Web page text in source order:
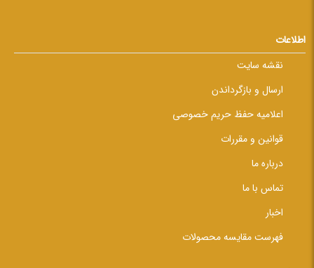
اطلاعات
نقشه سایت
ارسال و بازگرداندن
اعلامیه حفظ حریم خصوصی
قوانین و مقررات
درباره ما
تماس با ما
اخبار
فهرست مقایسه محصولات